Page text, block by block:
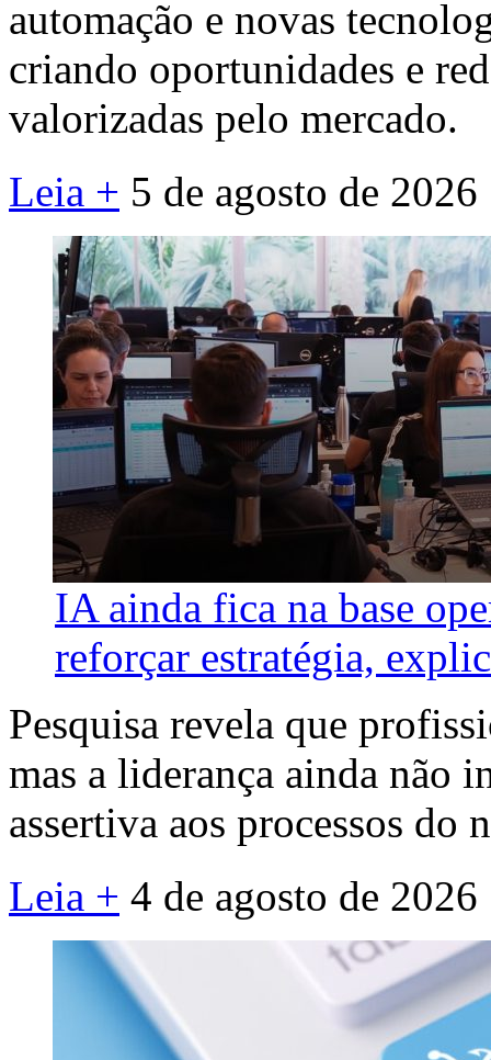
automação e novas
criando oportunidades e
valorizadas pelo mercado.
Leia + 5 de agosto de 2026
IA ainda fica na base
reforçar estratégia,
Pesquisa revela que
mas a liderança ainda não
assertiva aos processos do
Leia + 4 de agosto de 2026